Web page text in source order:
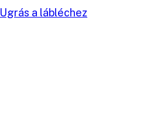
Ugrás a lábléchez